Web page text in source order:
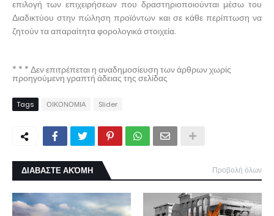
επιλογή των επιχειρήσεων που δραστηριοποιούνται μέσω του
Διαδικτύου στην πώληση προϊόντων και σε κάθε περίπτωση να
ζητούν τα απαραίτητα φορολογικά στοιχεία.
* * * Δεν επιτρέπεται η αναδημοσίευση των άρθρων χωρίς
προηγούμενη γραπτή άδειας της σελίδας
Tags ΟΙΚΟΝΟΜΙΑ Slider
ΔΙΑΒΑΣΤΕ ΑΚΌΜΗ Προβολή όλων